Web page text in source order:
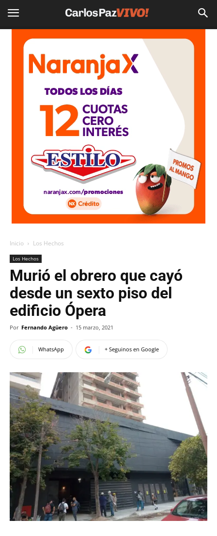
Inicio Los Hechos
Los Hechos
Murió el obrero que cayó
desde un sexto piso del
edificio Ópera
Por Fernando Agüero - 15 marzo, 2021
WhatsApp + Seguinos en Google